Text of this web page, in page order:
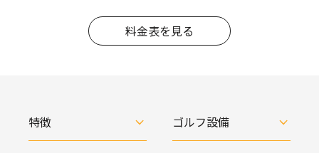
料金表を見る
特徴 ゴルフ設備